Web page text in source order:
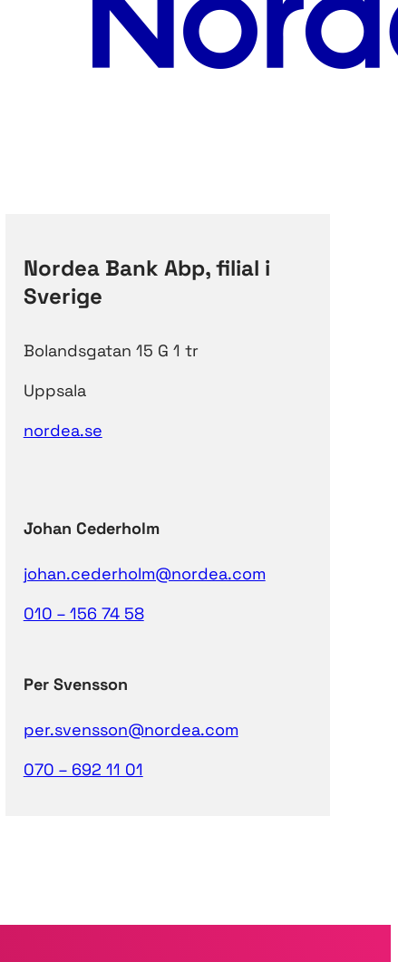
Nordea Bank Abp, filial i
Sverige
Bolandsgatan 15 G 1 tr
Uppsala
nordea.se
Johan Cederholm
johan.cederholm@nordea.com
010 – 156 74 58
Per Svensson
per.svensson@nordea.com
070 – 692 11 01